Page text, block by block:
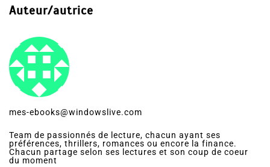
Auteur/autrice
mes-ebooks@windowslive.com
Team de passionnés de lecture, chacun ayant ses
préférences, thrillers, romances ou encore la finance.
Chacun partage selon ses lectures et son coup de coeur
du moment